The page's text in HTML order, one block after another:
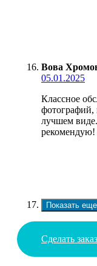
Вова
05.01.2025
Классное
фотографий,
лучшем
рекомендую!
Показать еще
Сделать заказ